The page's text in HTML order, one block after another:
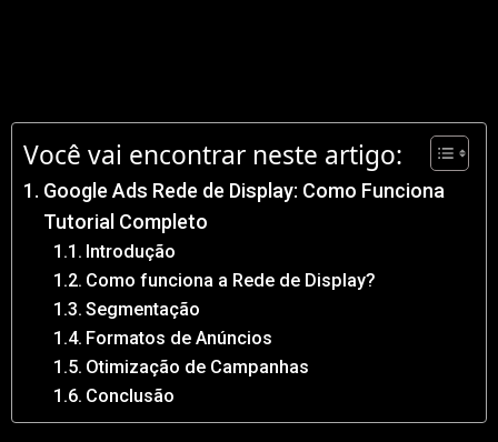
Você vai encontrar neste artigo:
Google Ads Rede de Display: Como Funciona
Tutorial Completo
Introdução
Como funciona a Rede de Display?
Segmentação
Formatos de Anúncios
Otimização de Campanhas
Conclusão